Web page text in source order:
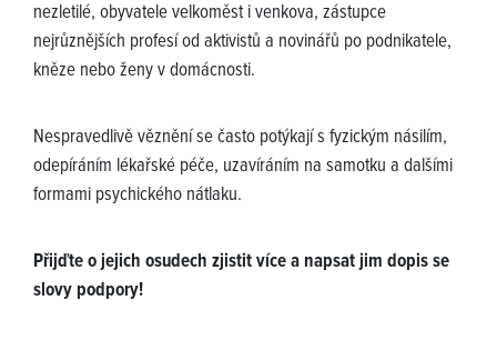
nezletilé, obyvatele velkoměst i venkova, zástupce
nejrůznějších profesí od aktivistů a novinářů po podnikatele,
kněze nebo ženy v domácnosti.
Nespravedlivě věznění se často potýkají s fyzickým násilím,
odepíráním lékařské péče, uzavíráním na samotku a dalšími
formami psychického nátlaku.
Přijďte o jejich osudech zjistit více a napsat jim dopis se
slovy podpory!